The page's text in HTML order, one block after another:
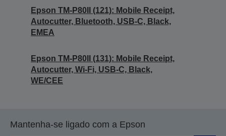
Epson TM-P80II (121): Mobile Receipt,
Autocutter, Bluetooth, USB-C, Black,
EMEA
Epson TM-P80II (131): Mobile Receipt,
Autocutter, Wi-Fi, USB-C, Black,
WE/CEE
Mantenha-se ligado com a Epson